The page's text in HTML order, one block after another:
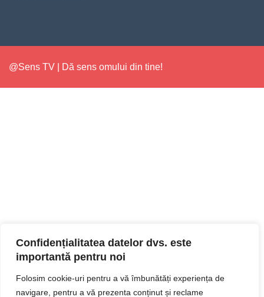
Confidențialitatea datelor dvs. este
importantă pentru noi
Folosim cookie-uri pentru a vă îmbunătăți experiența de
navigare, pentru a vă prezenta conținut și reclame
@Sens TV | Dă sens omului din tine!